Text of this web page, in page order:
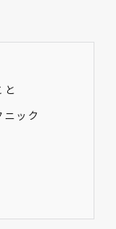
と
ニック